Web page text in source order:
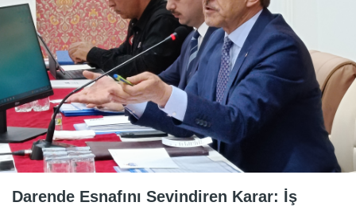
Darende Esnafını Sevindiren Karar: İş